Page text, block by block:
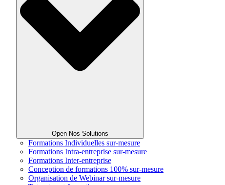
Open Nos Solutions
Formations Individuelles sur-mesure
Formations Intra-entreprise sur-mesure
Formations Inter-entreprise
Conception de formations 100% sur-mesure
Organisation de Webinar sur-mesure